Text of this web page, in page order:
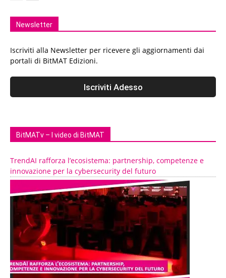
Newsletter
Iscriviti alla Newsletter per ricevere gli aggiornamenti dai
portali di BitMAT Edizioni.
BitMATv – I video di BitMAT
TrendAI rafforza l’ecosistema: partnership, competenze e
innovazione per la cybersecurity del futuro